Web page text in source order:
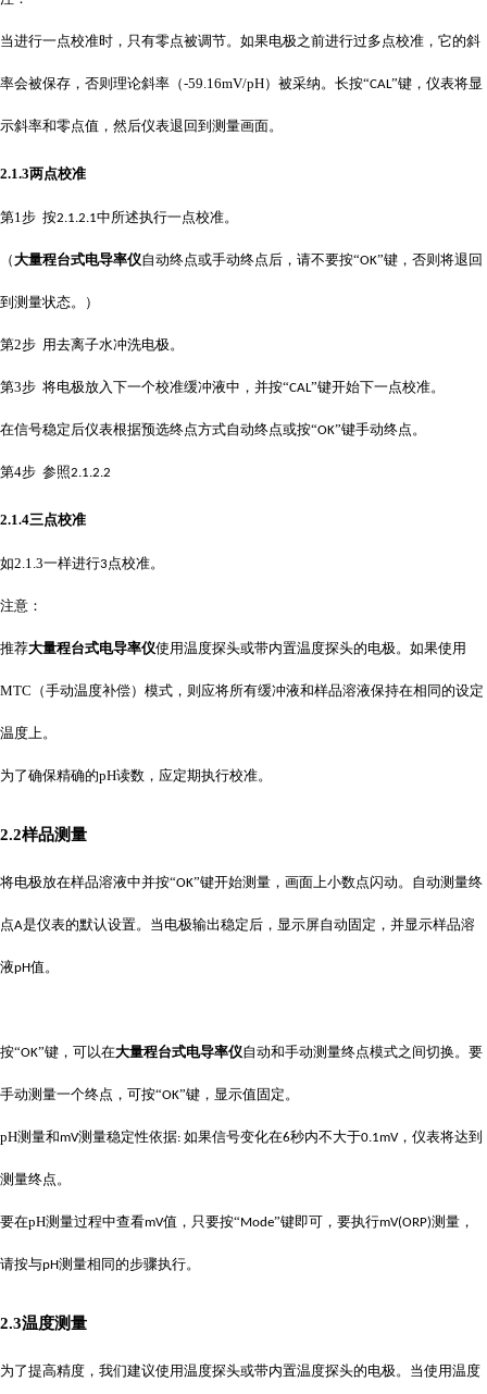
当进行一点校准时，只有零点被调节。如果电极之前进行过多点校准，它的斜
率会被保存，否则理论斜率（-59.16mV/pH）被采纳。长按“CAL”键，仪表将显
示斜率和零点值，然后仪表退回到测量画面。
2.1.3两点校准
第1步 按2.1.2.1中所述执行一点校准。
（大量程台式电导率仪自动终点或手动终点后，请不要按“OK”键，否则将退回
到测量状态。）
第2步 用去离子水冲洗电极。
第3步 将电极放入下一个校准缓冲液中，并按“CAL”键开始下一点校准。
在信号稳定后仪表根据预选终点方式自动终点或按“OK”键手动终点。
第4步 参照2.1.2.2
2.1.4三点校准
如2.1.3一样进行3点校准。
注意：
推荐大量程台式电导率仪使用温度探头或带内置温度探头的电极。如果使用
MTC （手动温度补偿）模式，则应将所有缓冲液和样品溶液保持在相同的设定
温度上。
为了确保精确的pH读数，应定期执行校准。
2.2样品测量
将电极放在样品溶液中并按“OK”键开始测量，画面上小数点闪动。自动测量终
点A是仪表的默认设置。当电极输出稳定后，显示屏自动固定，并显示样品溶
液pH值。
按“OK”键，可以在大量程台式电导率仪自动和手动测量终点模式之间切换。要
手动测量一个终点，可按“OK”键，显示值固定。
pH测量和mV测量稳定性依据: 如果信号变化在6秒内不大于0.1mV，仪表将达到
测量终点。
要在pH测量过程中查看mV值，只要按“Mode”键即可，要执行mV(ORP)测量，
请按与pH测量相同的步骤执行。
2.3温度测量
为了提高精度，我们建议使用温度探头或带内置温度探头的电极。当使用温度